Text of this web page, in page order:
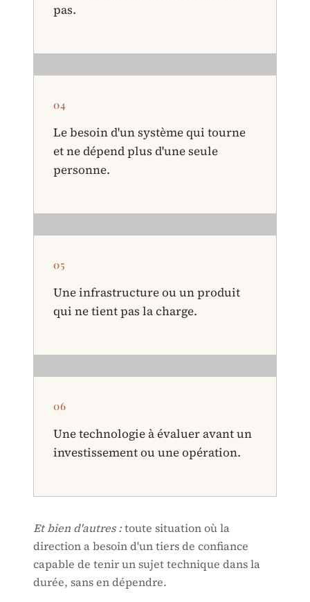
pas.
04
Le besoin d'un système qui tourne
et ne dépend plus d'une seule
personne.
05
Une infrastructure ou un produit
qui ne tient pas la charge.
06
Une technologie à évaluer avant un
investissement ou une opération.
Et bien d'autres :toute situation où la
direction a besoin d'un tiers de confiance
capable de tenir un sujet technique dans la
durée, sans en dépendre.